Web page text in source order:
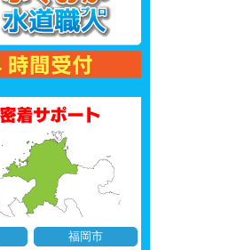
福岡市